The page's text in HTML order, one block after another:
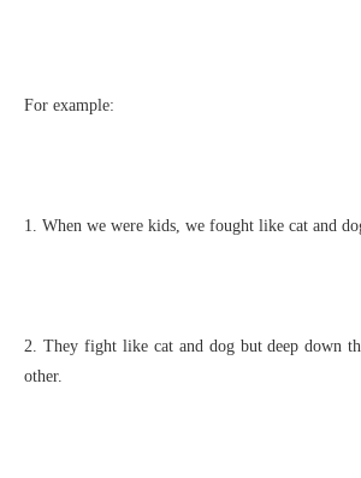
For example:
1. When we were kids, we fought like cat and
2. They fight like cat and dog but deep down
other.